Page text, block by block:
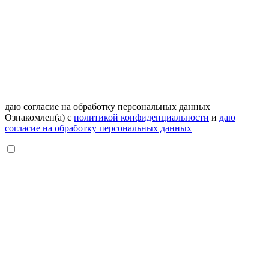
даю согласие на обработку персональных данных
Ознакомлен(а) с политикой конфиденциальности и даю
согласие на обработку персональных данных